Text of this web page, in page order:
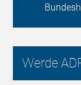
Werde